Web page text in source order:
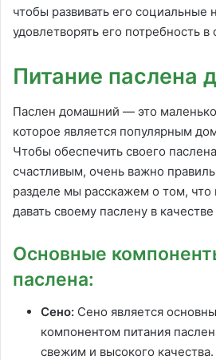
чтобы развивать его социальные
удовлетворять его потребность
Питание паслена
Паслен домашний — это
которое является популярным
Чтобы обеспечить своего
счастливым, очень важно
разделе мы расскажем о том,
давать своему паслену в
Основные
паслена:
Сено: Сено является
компонентом питания
свежим и высокого